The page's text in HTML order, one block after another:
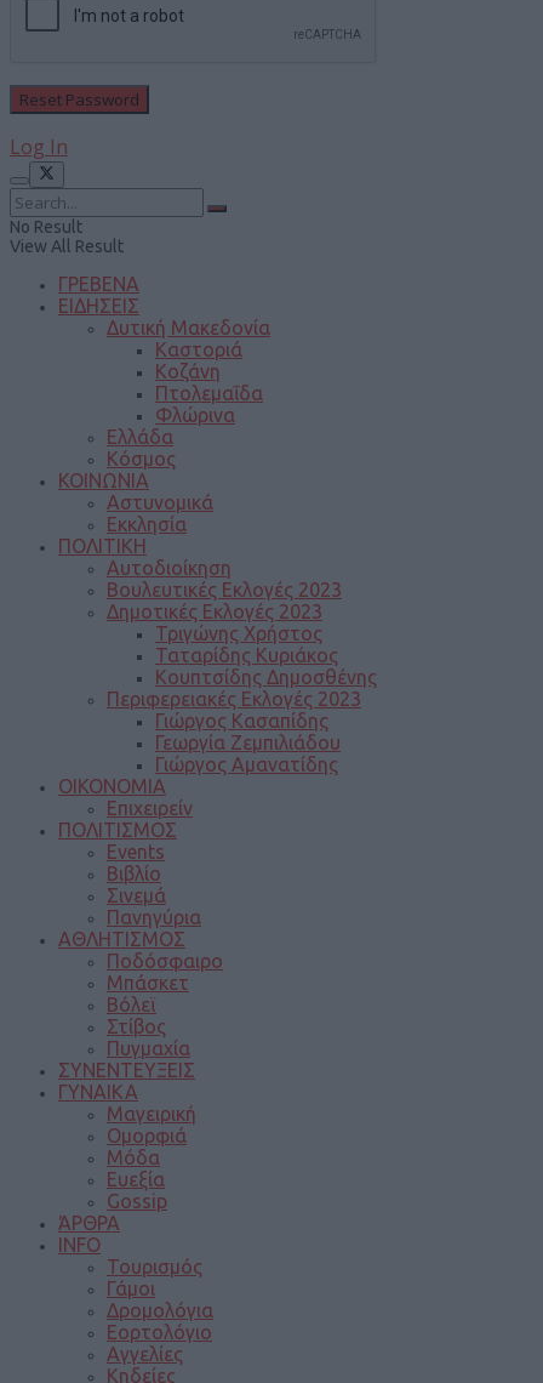
Log In
No Result
View All Result
ΓΡΕΒΕΝΑ
ΕΙΔΗΣΕΙΣ
Δυτική Μακεδονία
Καστοριά
Κοζάνη
Πτολεμαΐδα
Φλώρινα
Ελλάδα
Κόσμος
ΚΟΙΝΩΝΙΑ
Αστυνομικά
Εκκλησία
ΠΟΛΙΤΙΚΗ
Αυτοδιοίκηση
Βουλευτικές Εκλογές 2023
Δημοτικές Εκλογές 2023
Τριγώνης Χρήστος
Ταταρίδης Κυριάκος
Κουπτσίδης Δημοσθένης
Περιφερειακές Εκλογές 2023
Γιώργος Κασαπίδης
Γεωργία Ζεμπιλιάδου
Γιώργος Αμανατίδης
ΟΙΚΟΝΟΜΙΑ
Επιχειρείν
ΠΟΛΙΤΙΣΜΟΣ
Events
Βιβλίο
Σινεμά
Πανηγύρια
ΑΘΛΗΤΙΣΜΟΣ
Ποδόσφαιρο
Μπάσκετ
Βόλεϊ
Στίβος
Πυγμαχία
ΣΥΝΕΝΤΕΥΞΕΙΣ
ΓΥΝΑΙΚΑ
Μαγειρική
Ομορφιά
Μόδα
Ευεξία
Gossip
ΆΡΘΡΑ
INFO
Τουρισμός
Γάμοι
Δρομολόγια
Εορτολόγιο
Αγγελίες
Κηδείες